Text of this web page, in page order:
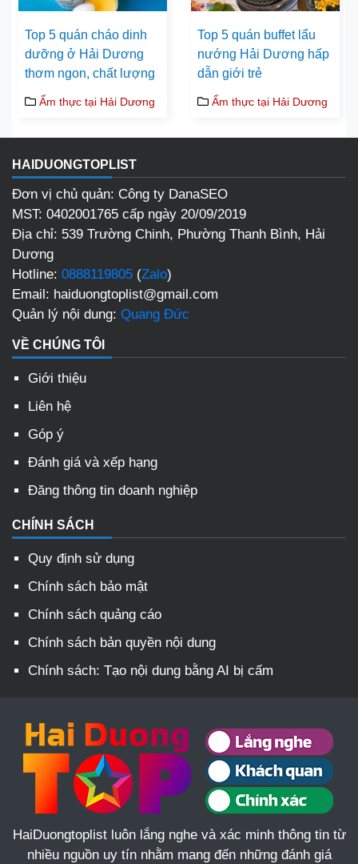
Top 5 quán cháo dinh
dưỡng ở Hải Dương
thơm ngon, chất lượng
Ẩm thực tại Hải Dương
Top 5 quán buffet lẩu
nướng Hải Dương hấp
dẫn giới trẻ
Ẩm thực tại Hải Dương
HAIDUONGTOPLIST
Đơn vị chủ quản: Công ty DanaSEO
MST: 0402001765 cấp ngày 20/09/2019
Địa chỉ: 539 Trường Chinh, Phường Thanh Bình, Hải
Dương
Hotline: 0888119805 (Zalo)
Email: haiduongtoplist@gmail.com
Quản lý nội dung: Quang Đức
VỀ CHÚNG TÔI
Giới thiệu
Liên hệ
Góp ý
Đánh giá và xếp hạng
Đăng thông tin doanh nghiệp
CHÍNH SÁCH
Quy định sử dụng
Chính sách bảo mật
Chính sách quảng cáo
Chính sách bản quyền nội dung
Chính sách: Tạo nội dung bằng AI bị cấm
HaiDuongtoplist luôn lắng nghe và xác minh thông tin từ
nhiều nguồn uy tín nhằm mang đến những đánh giá